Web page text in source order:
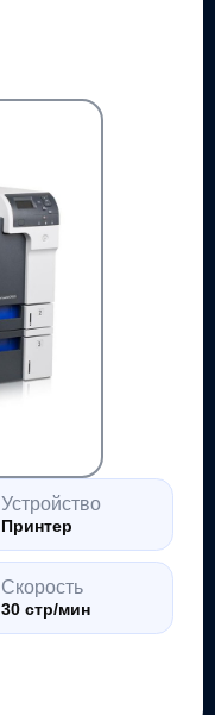
Устройство
Принтер
Скорость
30 стр/мин